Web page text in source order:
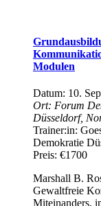
Modulen
Datum: 10.
Ort: Forum
Düsseldorf,
Trainer:in:
Demokratie
Preis: €1700
Marshall B.
Gewaltfreie
Miteinanders,